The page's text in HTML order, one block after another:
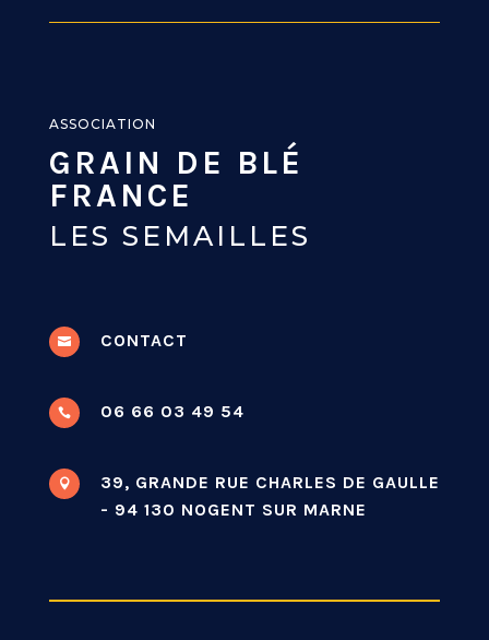
ASSOCIATION
GRAIN DE BLÉ
FRANCE
LES SEMAILLES
 CONTACT
 06 66 03 49 54

39, GRANDE RUE CHARLES DE GAULLE
- 94 130 NOGENT SUR MARNE